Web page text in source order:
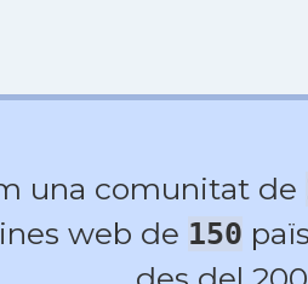
una comunitat de
web de 150